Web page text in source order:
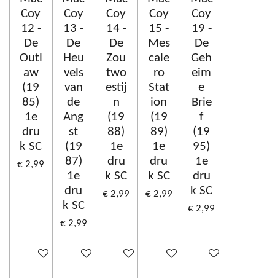
Coy
12 -
De
Outl
aw
(19
85)
1e
dru
k SC
€ 2,99
In winkelwagen
Coy
13 -
De
Heu
vels
van
de
Ang
st
(19
87)
1e
dru
k SC
€ 2,99
In winkelwagen
Coy
14 -
De
Zou
two
estij
n
(19
88)
1e
dru
k SC
€ 2,99
In winkelwagen
Coy
15 -
Mes
cale
ro
Stat
ion
(19
89)
1e
dru
k SC
€ 2,99
In winkelwagen
Coy
19 -
De
Geh
eim
e
Brie
f
(19
95)
1e
dru
k SC
€ 2,99
In winkelwagen